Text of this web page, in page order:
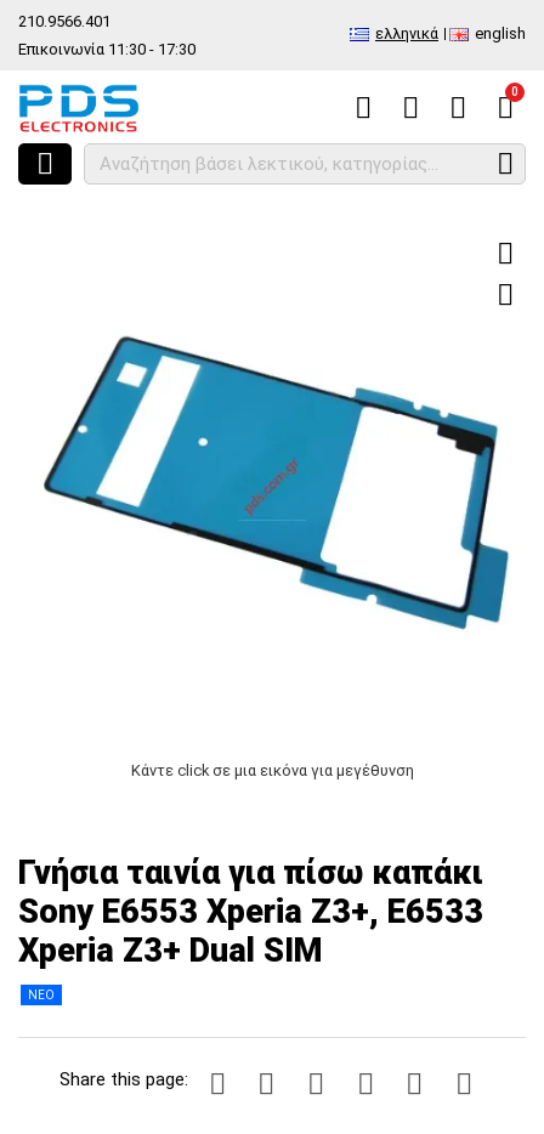
210.9566.401
Επικοινωνία 11:30 - 17:30
ελληνικά english
0
HOME Γνήσια ταινία για πίσω καπάκι Sony E6553 Xperia Z3+, E6533
Κάντε click σε μια εικόνα για μεγέθυνση
Γνήσια ταινία για πίσω καπάκι
Sony E6553 Xperia Z3+, E6533
Xperia Z3+ Dual SIM
ΝΕΟ
Share this page: